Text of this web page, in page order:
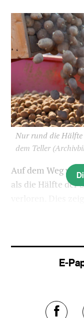
Nur rund die
dem Teller
Auf dem Weg
als die Hälfte der
Die Verluste bei
Mitteilung der
E-